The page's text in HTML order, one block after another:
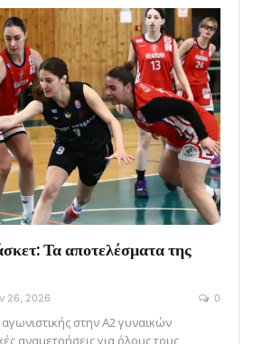
Τα αποτελέσματα της
26, 2026 0
στην Α2 γυναικών
αναμετρήσεις για όλους τους